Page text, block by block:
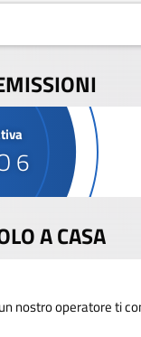
6
A CASA
nostro operatore ti